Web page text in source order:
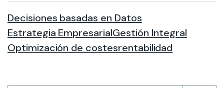
Decisiones basadas en Datos
Estrategia EmpresarialGestión Integral
Optimización de costesrentabilidad